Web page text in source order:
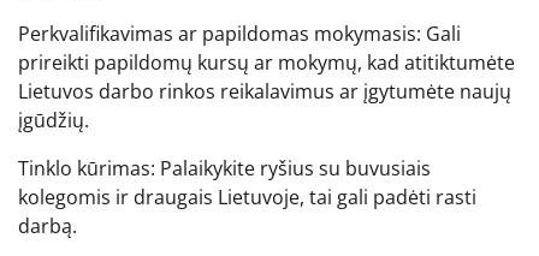
Perkvalifikavimas ar papildomas mokymasis: Gali
prireikti papildomų kursų ar mokymų, kad atitiktumėte
Lietuvos darbo rinkos reikalavimus ar įgytumėte naujų
įgūdžių.
Tinklo kūrimas: Palaikykite ryšius su buvusiais
kolegomis ir draugais Lietuvoje, tai gali padėti rasti
darbą.